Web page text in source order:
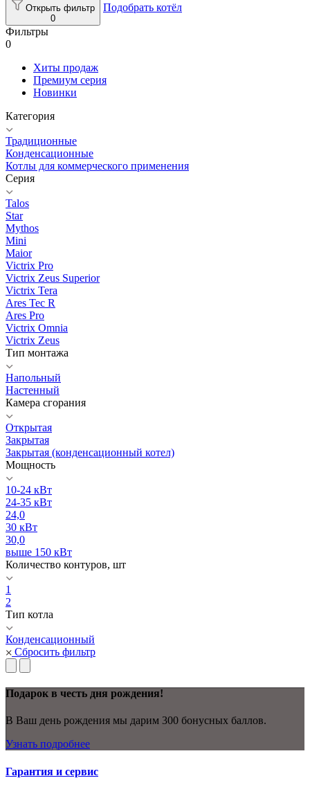
Открыть фильтр
0
Подобрать котёл
Фильтры
0
Хиты продаж
Премиум серия
Новинки
Категория
Традиционные
Конденсационные
Котлы для коммерческого применения
Серия
Talos
Star
Mythos
Mini
Maior
Victrix Pro
Victrix Zeus Superior
Victrix Tera
Ares Tec R
Ares Pro
Victrix Omnia
Victrix Zeus
Тип монтажа
Напольный
Настенный
Камера сгорания
Открытая
Закрытая
Закрытая (конденсационный котел)
Мощность
10-24 кВт
24-35 кВт
24,0
30 кВт
30,0
выше 150 кВт
Количество контуров, шт
1
2
Тип котла
Конденсационный
Сбросить фильтр
Подарок в честь дня рождения!
В Ваш день рождения мы дарим 300 бонусных баллов.
Узнать подробнее
Гарантия и сервис